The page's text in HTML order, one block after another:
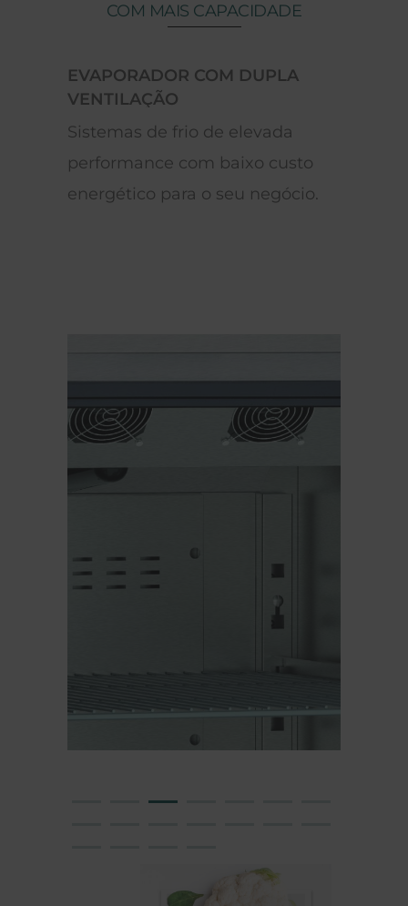
COM MAIS CAPACIDADE
COM DUPLA
de frio de elevada
com baixo custo
para o seu negócio.
BAIXO
Maior fluxo
mais